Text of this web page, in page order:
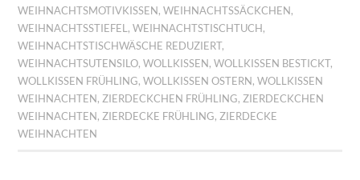
WEIHNACHTSMOTIVKISSEN,WEIHNACHTSSÄCKCHEN,
WEIHNACHTSSTIEFEL ,WEIHNACHTSTISCHTUCH,
WEIHNACHTSTISCHWÄSCHE REDUZIERT,
WEIHNACHTSUTENSILO,WOLLKISSEN,WOLLKISSEN BESTICKT,
WOLLKISSEN FRÜHLING,WOLLKISSEN OSTERN,WOLLKISSEN
WEIHNACHTEN, ZIERDECKCHEN FRÜHLING, ZIERDECKCHEN
WEIHNACHTEN, ZIERDECKE FRÜHLING, ZIERDECKE
WEIHNACHTEN